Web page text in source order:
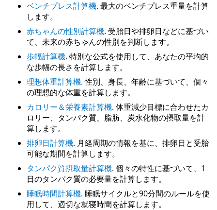
ベンチプレス計算機. 最大のベンチプレス重量を計算
します。
赤ちゃんの性別計算機. 受胎日や排卵日などに基づい
て、未来の赤ちゃんの性別を判断します。
歩幅計算機. 特別な公式を使用して、あなたの平均的
な歩幅の長さを計算します。
理想体重計算機. 性別、身長、年齢に基づいて、個々
の理想的な体重を計算します。
カロリー＆栄養素計算機. 体重減少目標に合わせたカ
ロリー、タンパク質、脂肪、炭水化物の摂取量を計
算します。
排卵日計算機. 月経周期の情報を基に、排卵日と受胎
可能な期間を計算します。
タンパク質摂取量計算機. 個々の特性に基づいて、1
日のタンパク質の必要量を計算します。
睡眠時間計算機. 睡眠サイクルと90分間のルールを使
用して、適切な就寝時間を計算します。